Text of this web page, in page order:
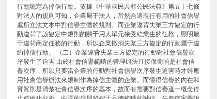
行動認定為掉信行動。依據《中華國民共和公民法典》第五十七條
對法人的規則可知，企業屬于法人，當然合適現行有用的社會信譽
處所立法文本中對信譽主體的規則。而企業違背失業三方協定的行
動違背了該協定中規則的關于用人單元接受結業生的任務，顯明屬
于違背商定任務的行動，所以企業撤消失業三方協定的行動屬于違
約掉信行動。 （二）企業違背失業三方協定的行動對社會信譽次
序發生了迫害 由於社會信譽範疇的管理辦法直接保衛的是社會信
譽次序，所以只要當企業的行動對社會信譽次序發生迫害時才幹應
用社會信譽辦法來規制作為掉信主體的企業。而懂得信譽的內在和
實質則是清楚社會信譽次序的基本，故而有需要對信譽這一概念停